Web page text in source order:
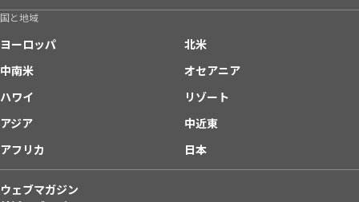
国と地域
ヨーロッパ
北米
中南米
オセアニア
ハワイ
リゾート
アジア
中近東
アフリカ
日本
ウェブマガジン